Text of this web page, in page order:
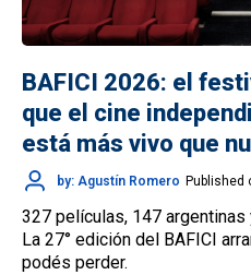
BAFICI 2026: el
que el cine
está más vivo que
by: Agustín Romero Published
327 películas, 147
La 27° edición del BAFICI
podés perder.